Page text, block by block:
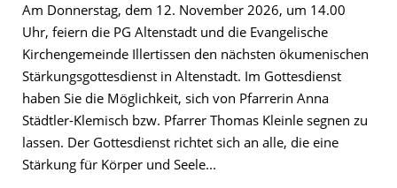
Am Donnerstag, dem 12. November 2026, um 14.00
Uhr, feiern die PG Altenstadt und die Evangelische
Kirchengemeinde Illertissen den nächsten ökumenischen
Stärkungsgottesdienst in Altenstadt. Im Gottesdienst
haben Sie die Möglichkeit, sich von Pfarrerin Anna
Städtler-Klemisch bzw. Pfarrer Thomas Kleinle segnen zu
lassen. Der Gottesdienst richtet sich an alle, die eine
Stärkung für Körper und Seele...